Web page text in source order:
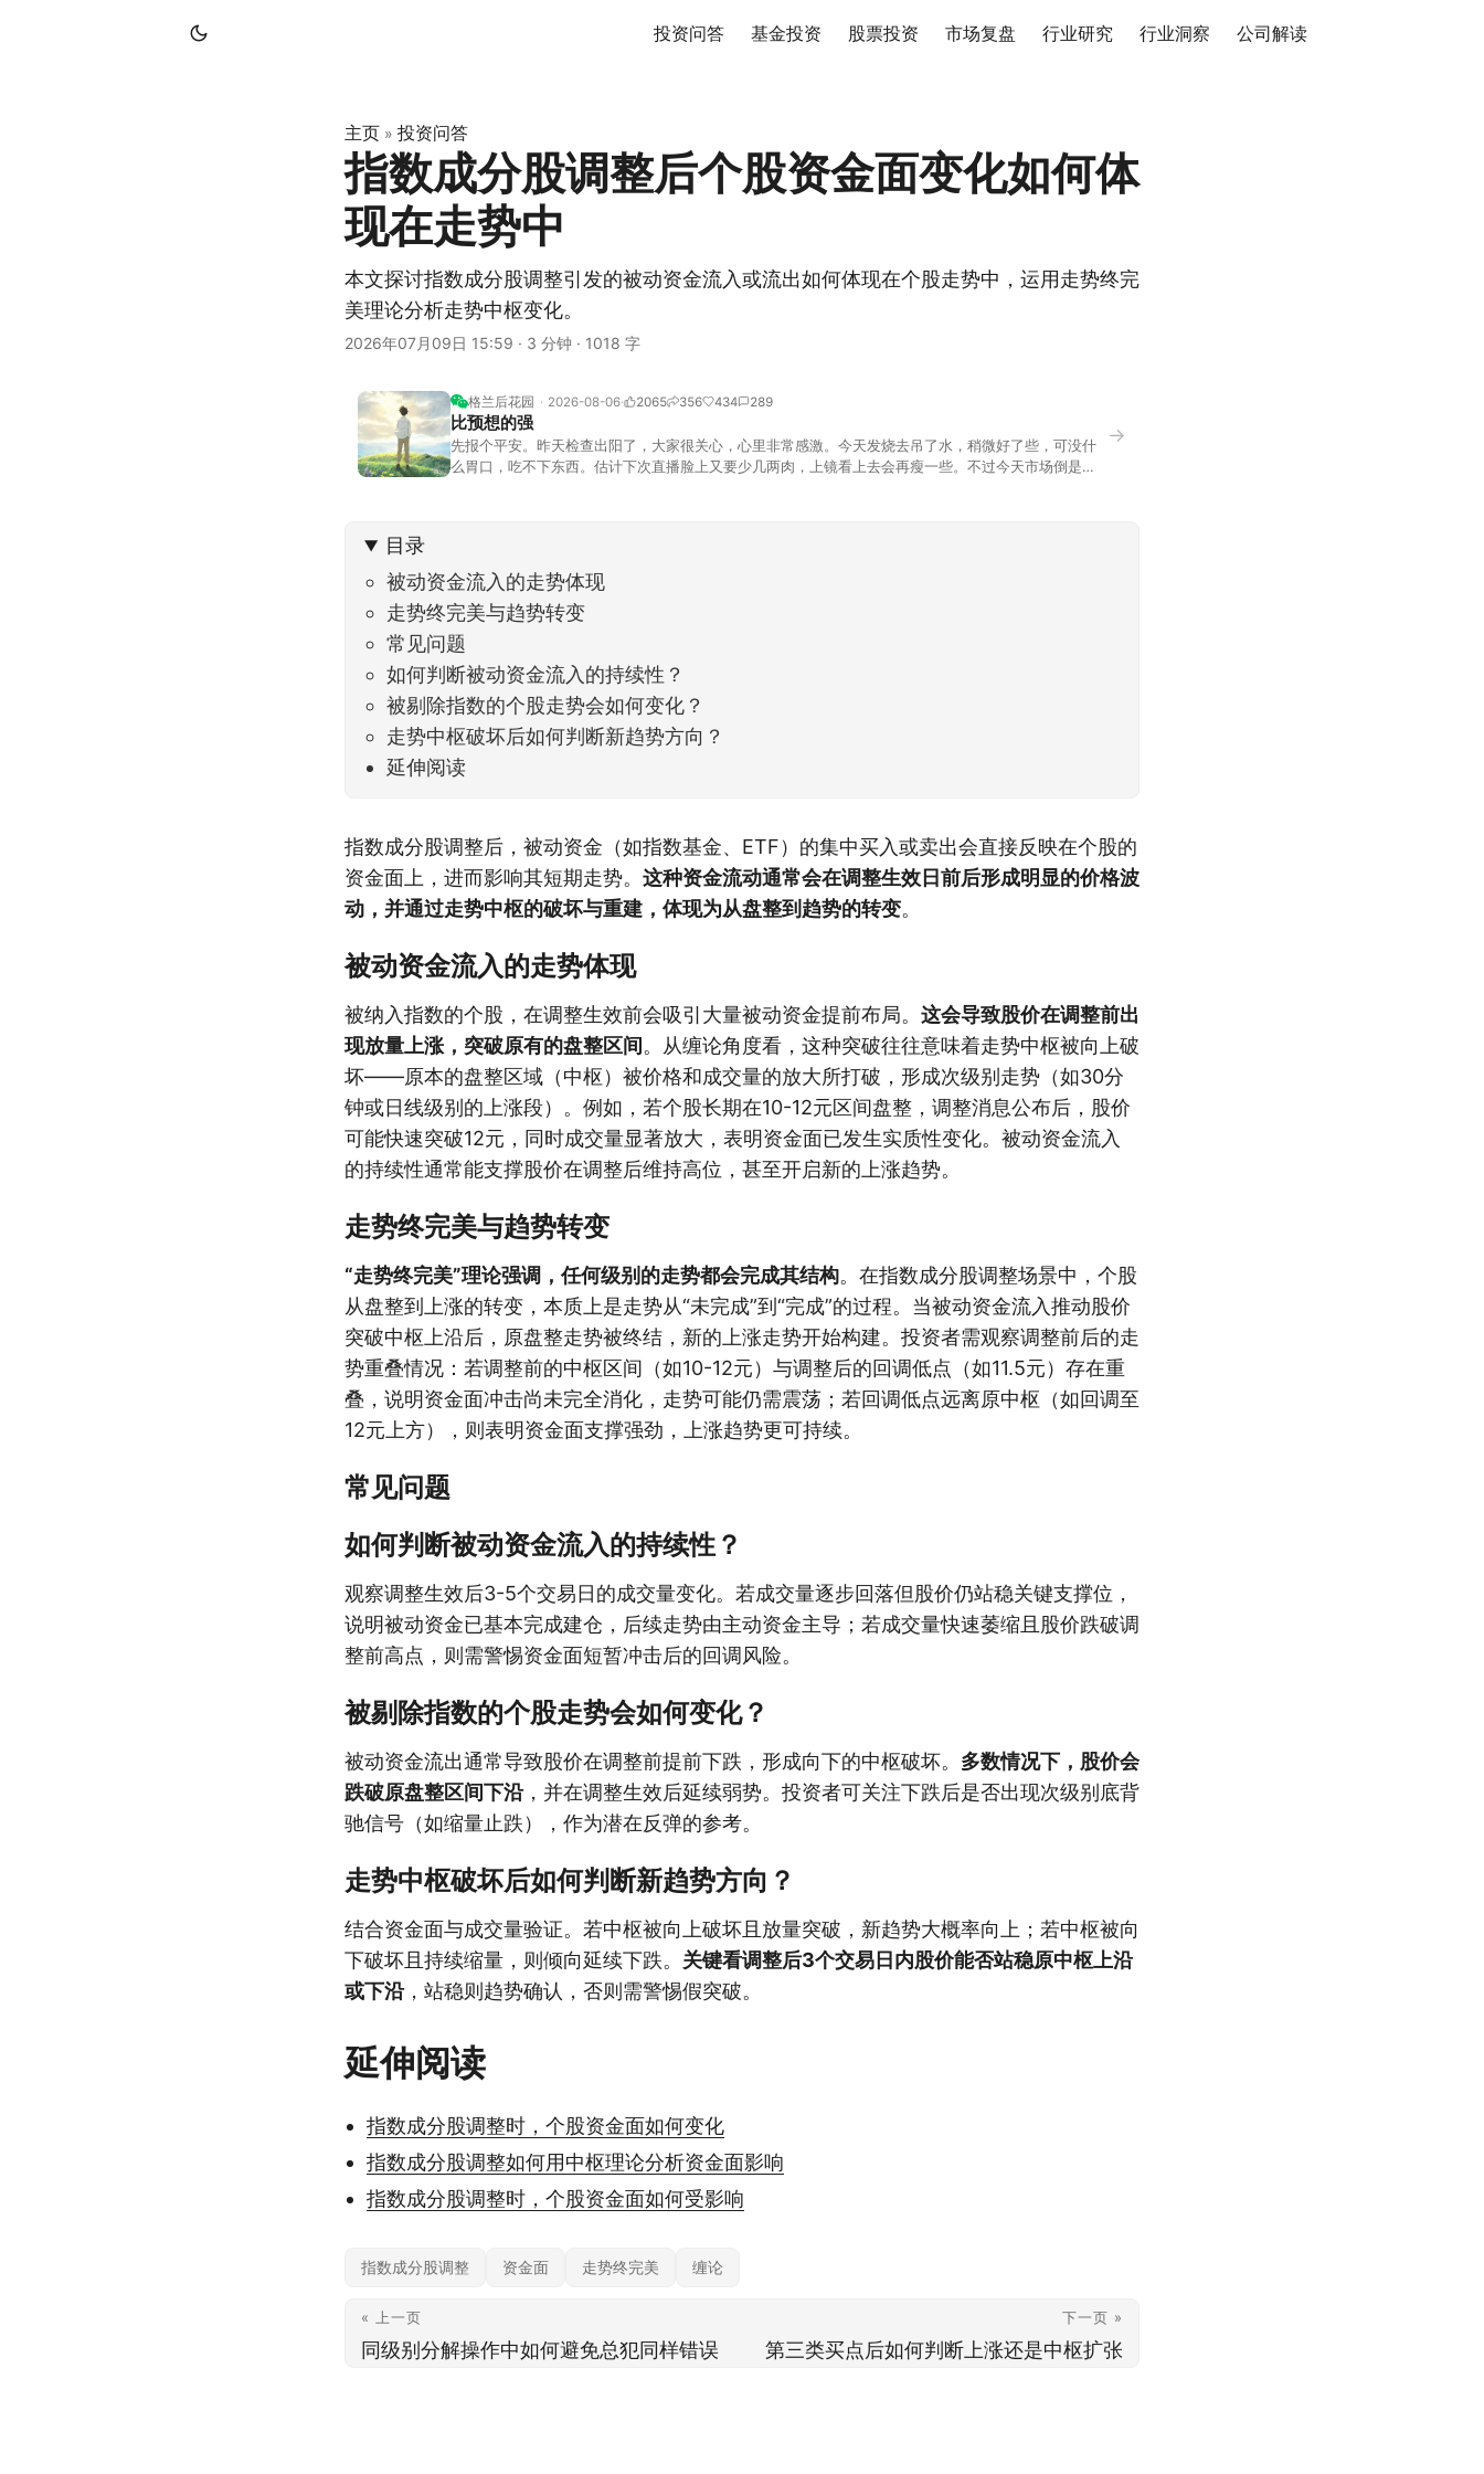
投资问答 基金投资 股票投资 市场复盘 行业研究 行业洞察 公司解读
主页 » 投资问答
指数成分股调整后个股资金面变化如何体
现在走势中
本文探讨指数成分股调整引发的被动资金流入或流出如何体现在个股走势中，运用走势终完
美理论分析走势中枢变化。
2026年07月09日 15:59 · 3 分钟 · 1018 字
格兰后花园 2026-08-06 2065 356 434 289
比预想的强
先报个平安。昨天检查出阳了，大家很关心，心里非常感激。今天发烧去吊了水，稍微好了些，可没什
么胃口，吃不下东西。估计下次直播脸上又要少几两肉，上镜看上去会再瘦一些。不过今天市场倒是蛮
→
目录
被动资金流入的走势体现
走势终完美与趋势转变
常见问题
如何判断被动资金流入的持续性？
被剔除指数的个股走势会如何变化？
走势中枢破坏后如何判断新趋势方向？
延伸阅读
指数成分股调整后，被动资金（如指数基金、ETF）的集中买入或卖出会直接反映在个股的
资金面上，进而影响其短期走势。 这种资金流动通常会在调整生效日前后形成明显的价格波
动，并通过走势中枢的破坏与重建，体现为从盘整到趋势的转变。
被动资金流入的走势体现
被纳入指数的个股，在调整生效前会吸引大量被动资金提前布局。 这会导致股价在调整前出
现放量上涨，突破原有的盘整区间。从缠论角度看，这种突破往往意味着走势中枢被向上破
坏——原本的盘整区域（中枢）被价格和成交量的放大所打破，形成次级别走势（如30分
钟或日线级别的上涨段）。例如，若个股长期在10-12元区间盘整，调整消息公布后，股价
可能快速突破12元，同时成交量显著放大，表明资金面已发生实质性变化。被动资金流入
的持续性通常能支撑股价在调整后维持高位，甚至开启新的上涨趋势。
走势终完美与趋势转变
“走势终完美”理论强调，任何级别的走势都会完成其结构。在指数成分股调整场景中，个股
从盘整到上涨的转变，本质上是走势从“未完成”到“完成”的过程。当被动资金流入推动股价
突破中枢上沿后，原盘整走势被终结，新的上涨走势开始构建。投资者需观察调整前后的走
势重叠情况：若调整前的中枢区间（如10-12元）与调整后的回调低点（如11.5元）存在重
叠，说明资金面冲击尚未完全消化，走势可能仍需震荡；若回调低点远离原中枢（如回调至
12元上方），则表明资金面支撑强劲，上涨趋势更可持续。
常见问题
如何判断被动资金流入的持续性？
观察调整生效后3-5个交易日的成交量变化。若成交量逐步回落但股价仍站稳关键支撑位，
说明被动资金已基本完成建仓，后续走势由主动资金主导；若成交量快速萎缩且股价跌破调
整前高点，则需警惕资金面短暂冲击后的回调风险。
被剔除指数的个股走势会如何变化？
被动资金流出通常导致股价在调整前提前下跌，形成向下的中枢破坏。 多数情况下，股价会
跌破原盘整区间下沿，并在调整生效后延续弱势。投资者可关注下跌后是否出现次级别底背
驰信号（如缩量止跌），作为潜在反弹的参考。
走势中枢破坏后如何判断新趋势方向？
结合资金面与成交量验证。若中枢被向上破坏且放量突破，新趋势大概率向上；若中枢被向
下破坏且持续缩量，则倾向延续下跌。 关键看调整后3个交易日内股价能否站稳原中枢上沿
或下沿，站稳则趋势确认，否则需警惕假突破。
延伸阅读
指数成分股调整时，个股资金面如何变化
指数成分股调整如何用中枢理论分析资金面影响
指数成分股调整时，个股资金面如何受影响
指数成分股调整 资金面 走势终完美 缠论
« 上一页
同级别分解操作中如何避免总犯同样错误
下一页 »
第三类买点后如何判断上涨还是中枢扩张